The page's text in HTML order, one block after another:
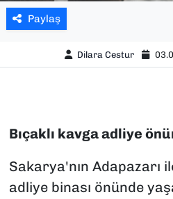
Paylaş
Dilara Cestur
Bıçaklı kavga adliye
Sakarya'nın Adapazarı
adliye binası önünde